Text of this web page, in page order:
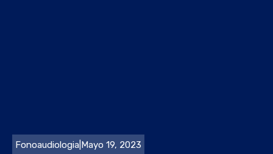
Fonoaudiologia Mayo 19, 2023